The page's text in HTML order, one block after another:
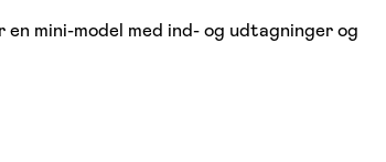
mini-model med ind- og udtagninger og